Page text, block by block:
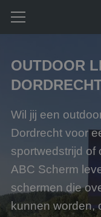
OUTDOOR
Wil jij een
Dordrecht voor
sportwedstrijd of
ABC Scherm
schermen die
kunnen worden,